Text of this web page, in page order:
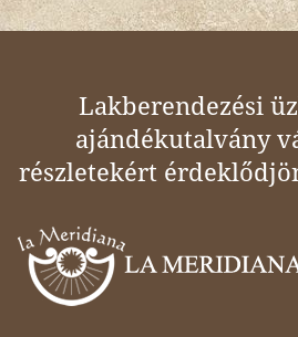
Lakberendezési
ajándékutalvány
részletekért